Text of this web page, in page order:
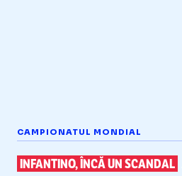
CAMPIONATUL MONDIAL
INFANTINO, ÎNCĂ UN SCANDAL